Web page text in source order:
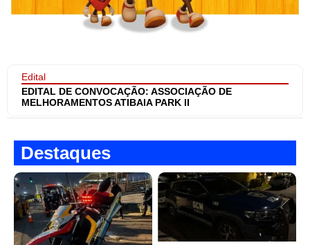
Edital
EDITAL DE CONVOCAÇÃO: ASSOCIAÇÃO DE
MELHORAMENTOS ATIBAIA PARK II
Destaques